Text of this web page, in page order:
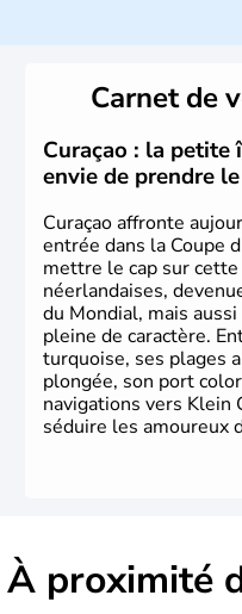
conservateur.Carnet de
Curaçao : la petite
envie de prendre
Curaçao affronte
entrée dans la Coupe
mettre le cap sur
néerlandaises,
du Mondial, mais
pleine de caractère.
turquoise, ses plages
plongée, son port
navigations vers Klein
séduire les amoureux
À proximité